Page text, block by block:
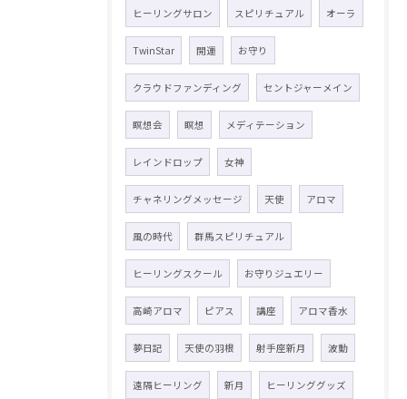
ヒーリングサロン スピリチュアル オーラ
TwinStar 開運 お守り
クラウドファンディング セントジャーメイン
瞑想会 瞑想 メディテーション
レインドロップ 女神
チャネリングメッセージ 天使 アロマ
風の時代 群馬スピリチュアル
ヒーリングスクール お守りジュエリー
高崎アロマ ピアス 講座 アロマ香水
夢日記 天使の羽根 射手座新月 波動
遠隔ヒーリング 新月 ヒーリンググッズ